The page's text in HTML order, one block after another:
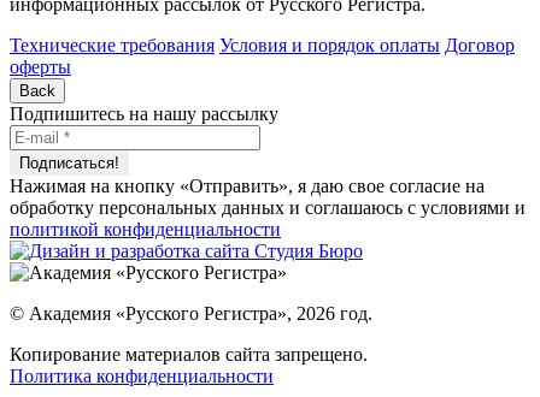
Технические требования Условия и порядок оплаты Договор
оферты
Подпишитесь на нашу рассылку
Нажимая на кнопку «Отправить», я даю свое согласие на
обработку персональных данных и соглашаюсь с условиями и
политикой конфиденциальности
© Академия «Русского Регистра», 2026 год.
Копирование материалов сайта запрещено.
Политика конфиденциальности